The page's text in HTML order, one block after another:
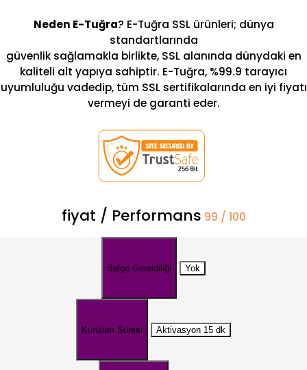
Neden E-Tuğra? E-Tuğra SSL ürünleri; dünya
standartlarında
güvenlik sağlamakla birlikte, SSL alanında dünydaki en
kaliteli alt yapıya sahiptir. E-Tuğra, %99.9 tarayıcı
uyumluluğu vadedip, tüm SSL sertifikalarında en iyi fiyatı
vermeyi de garanti eder.
fiyat / Performans 99 / 100
Belge Gerekliliği Yok
Kurulum Süresi Aktivasyon 15 dk